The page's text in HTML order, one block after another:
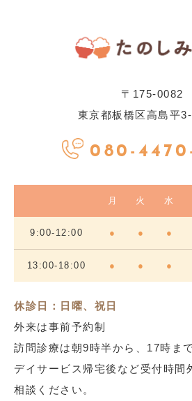
〒175-0082
東京都板橋区高島平
080-
月 火 水
9:00-12:00 ● ● ●
13:00-18:00 ● ● ●
休診日：日曜、祝日
外来は事前予約制
訪問診療は朝9時半から、17時ま
デイサービス帰宅後など受付時間
相談ください。